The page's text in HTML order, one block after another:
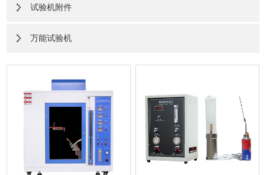
试验机附件
万能试验机